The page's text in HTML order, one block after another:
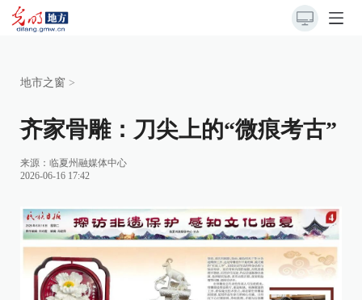
地市之窗 >
齐家骨雕：刀尖上的“微痕考古”
来源： 临夏州融媒体中心
2026-06-16 17:42